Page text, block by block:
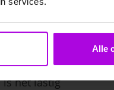
Alle
is het lastig